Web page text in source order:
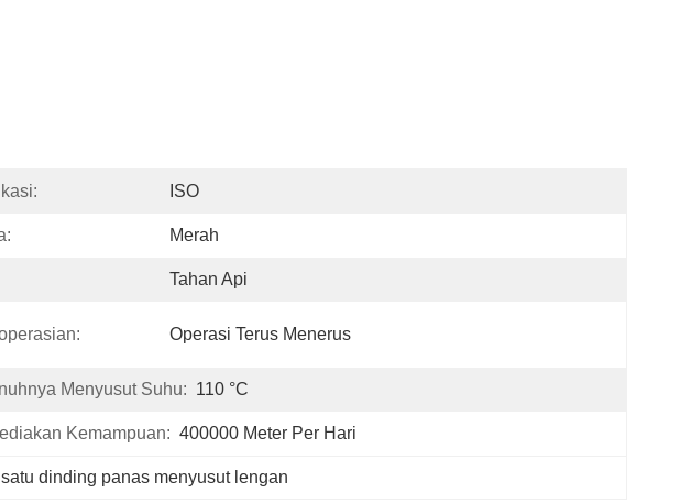
ISO
Merah
Tahan Api
Operasi Terus Menerus
Menyusut Suhu: 110 °C
Kemampuan: 400000 Meter Per Hari
satu dinding panas menyusut lengan